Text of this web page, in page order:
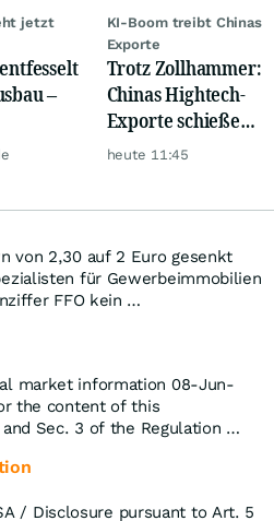
jetzt
–
ist
KI-Boom treibt Chinas
Exporte
Trotz Zollhammer:
Chinas Hightech-
Exporte schießen
weiter nach oben
heute 11:45
von 2,30 auf 2 Euro gesenkt
für Gewerbeimmobilien
FFO kein …
market information 08-Jun-
the content of this
Sec. 3 of the Regulation …
/ Disclosure pursuant to Art. 5